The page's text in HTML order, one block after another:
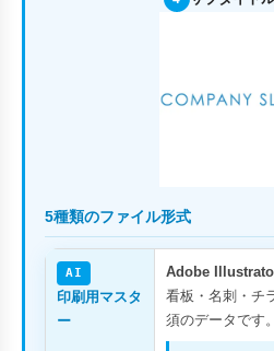
5種類のファイル形式
AI
印刷用マスタ
ー
Adobe
看板・名刺・チ
須のデータです。